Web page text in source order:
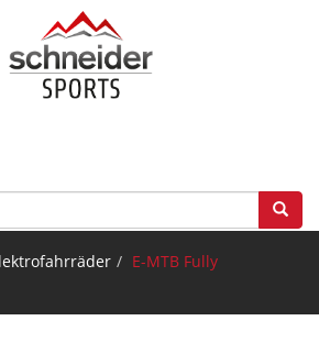
E-MTB Fully